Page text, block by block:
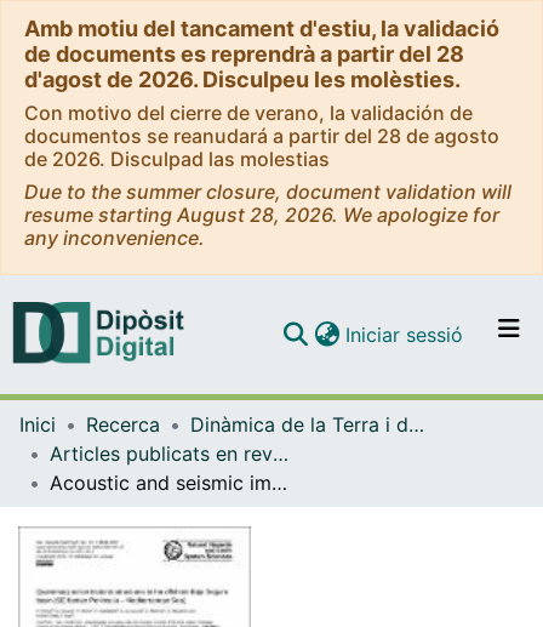
Amb motiu del tancament d'estiu, la validació
de documents es reprendrà a partir del 28
d'agost de 2026. Disculpeu les molèsties.
Con motivo del cierre de verano, la validación de
documentos se reanudará a partir del 28 de agosto
de 2026. Disculpad las molestias
Due to the summer closure, document validation will
resume starting August 28, 2026. We apologize for
any inconvenience.
Navega per tot el DD
Iniciar sessió (current)
Inici Recerca
Dinàmica de la Terra i de l'Oceà
Articles publicats en revistes (Dinàmica de la Terra i l'Oceà)
Acoustic and seismic imaging of the active Adra Fault (NE Alboran Sea): In search for the source of the 1910 Adra Earthquake